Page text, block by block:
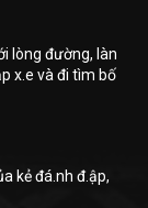
lòng đường, làn
x.e và đi tìm bố
kẻ đá.nh đ.ập,